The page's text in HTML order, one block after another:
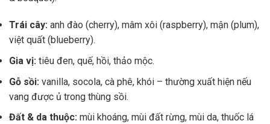
Trái cây: anh đào (cherry), mâm xôi (raspberry), mận (plum),
việt quất (blueberry).
Gia vị: tiêu đen, quế, hồi, thảo mộc.
Gỗ sồi: vanilla, socola, cà phê, khói – thường xuất hiện nếu
vang được ủ trong thùng sồi.
Đất & da thuộc: mùi khoáng, mùi đất rừng, mùi da, thuốc lá